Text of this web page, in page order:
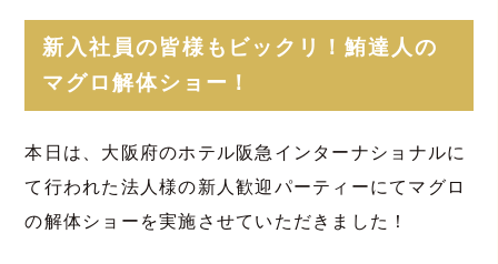
新入社員の皆様もビックリ！鮪達人の
マグロ解体ショー！
本日は、大阪府のホテル阪急インターナショナルに
て行われた法人様の新人歓迎パーティーにてマグロ
の解体ショーを実施させていただきました！